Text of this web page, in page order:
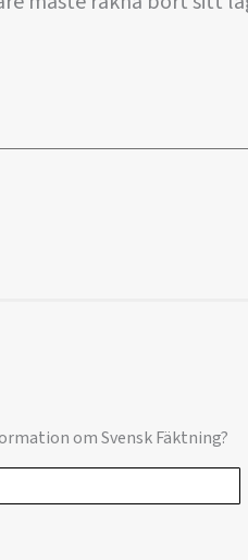
om Svensk Fäktning?